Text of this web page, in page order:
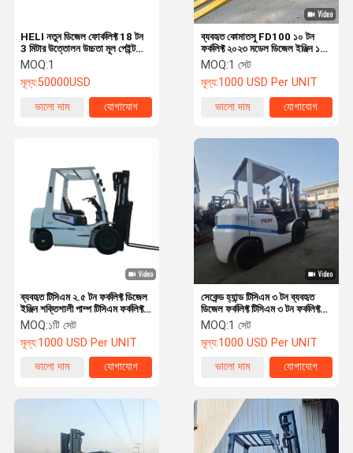
HELI নতুন ডিজেল ফোর্কলিফ্ট 18 টন
3 মিটার উত্তোলন উচ্চতা মূল পেইন্ট
পুনর্নবীকরণ না
MOQ:1
মূল্য:50000USD
ভালো দাম
যোগাযোগ
ব্যবহৃত কোমাতসু FD100 ১০ টন
ফর্কলিফ্ট ২০২৩ মডেল ডিজেল ইঞ্জিন ১
বছরের ওয়ারেন্টি জাপানি উৎপাদিত
বিক্রয়ের জন্য
MOQ:1 সেট
মূল্য:1000 USD Per UNIT
ভালো দাম
যোগাযোগ
ব্যবহৃত টিসিএম ২.৫ টন ফর্কলিফ্ট ডিজেল
ইঞ্জিন শক্তিশালী পাম্প টিসিএম ফর্কলিফ্ট
3 টন প্রযুক্তিগত মাত্রা
MOQ:১টি সেট
মূল্য:1000 USD Per UNIT
ভালো দাম
যোগাযোগ
সেকেন্ড হ্যান্ড টিসিএম ৩ টন ব্যবহৃত
ডিজেল ফর্কলিফ্ট টিসিএম ৩ টন ফর্কলিফ্ট
ব্যবহৃত টিসিএম ৩ টন আধুনিক ফর্কলিফ্ট,
উত্তোলন উচ্চতা ৩ মিটার/৪.৫ মিটার
MOQ:1 সেট
মূল্য:1000 USD Per UNIT
ভালো দাম
যোগাযোগ